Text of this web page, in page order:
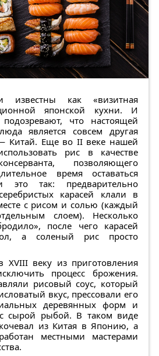
известны как «визитная
японской кухни. И
что настоящей
является совсем другая
— Китай. Еще во II веке нашей
рис в качестве
позволяющего
время оставаться
это так: предварительно
карасей клали в
с рисом и солью (каждый
слоем). Несколько
после чего карасей
а соленый рис просто
веку из приготовления
процесс брожения.
рисовый соус, который
вкус, прессовали его
деревянных форм и
сырой рыбой. В таком виде
из Китая в Японию, а
местными мастерами